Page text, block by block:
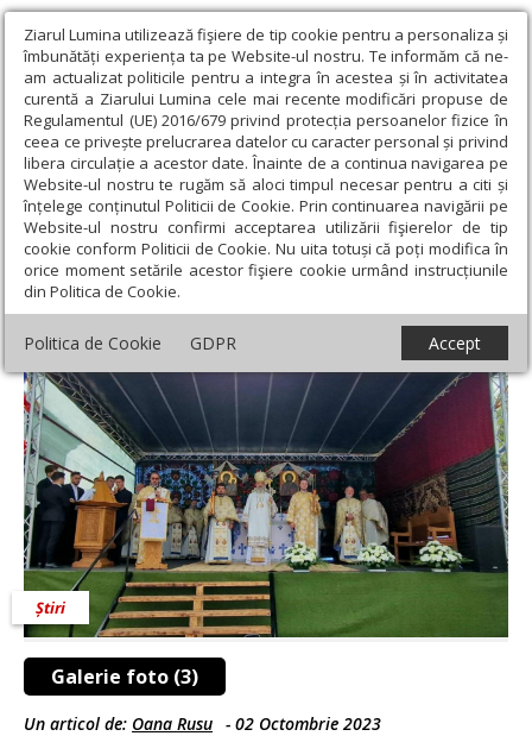
Ziarul Lumina utilizează fişiere de tip cookie pentru a personaliza și
îmbunătăți experiența ta pe Website-ul nostru. Te informăm că ne-
am actualizat politicile pentru a integra în acestea și în activitatea
curentă a Ziarului Lumina cele mai recente modificări propuse de
Regulamentul (UE) 2016/679 privind protecția persoanelor fizice în
ceea ce privește prelucrarea datelor cu caracter personal și privind
libera circulație a acestor date. Înainte de a continua navigarea pe
Website-ul nostru te rugăm să aloci timpul necesar pentru a citi și
înțelege conținutul Politicii de Cookie. Prin continuarea navigării pe
Website-ul nostru confirmi acceptarea utilizării fişierelor de tip
cookie conform Politicii de Cookie. Nu uita totuși că poți modifica în
orice moment setările acestor fişiere cookie urmând instrucțiunile
din Politica de Cookie.
Politica de Cookie GDPR Accept
Ziarul Lumina › Actualitate religioasă › Știri › Resfințirea
bisericii din Parohia Sărmășel, Protopopiatul Luduș
Resfințirea bisericii din Parohia Sărmășel,
Protopopiatul Luduș
Galerie foto (3)
Știri
Un articol de: Oana Rusu - 02 Octombrie 2023